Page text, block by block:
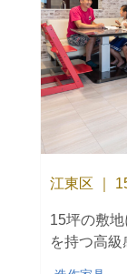
江東区 ｜
15坪の敷
を持つ高